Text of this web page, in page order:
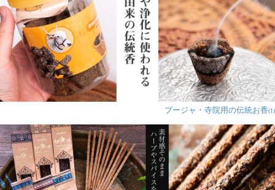
プージャ・寺院用の伝統お香(1)